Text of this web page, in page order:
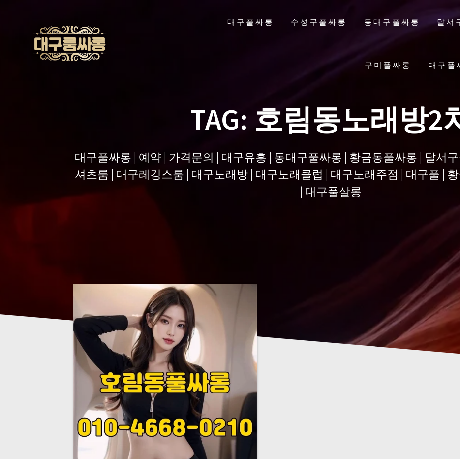
대구풀싸롱 수성구풀싸롱 동대구풀싸롱 달서
구미풀싸롱 대구풀
TAG: 호림동노래방2
대구풀싸롱 | 예약 | 가격문의 | 대구유흥 | 동대구풀싸롱 | 황금동풀싸롱 | 달서
셔츠룸 | 대구레깅스룸 | 대구노래방 | 대구노래클럽 | 대구노래주점 | 대구풀 |
| 대구풀살롱